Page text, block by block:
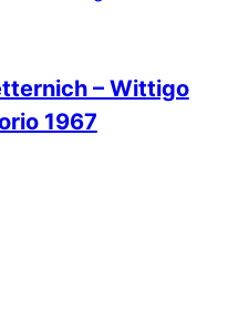
– Wittigo
1967